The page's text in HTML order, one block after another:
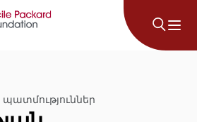
պատմություններ